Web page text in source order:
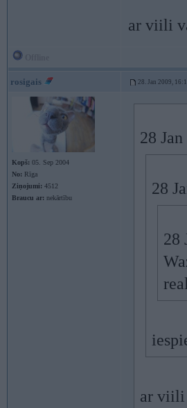
ar viili
rosigais 28. Jan 2009,
Kopš: 05. Sep 2004
No: Rīga
Ziņojumi: 4512
Braucu ar: nekārtību
28
28
28
ar viili